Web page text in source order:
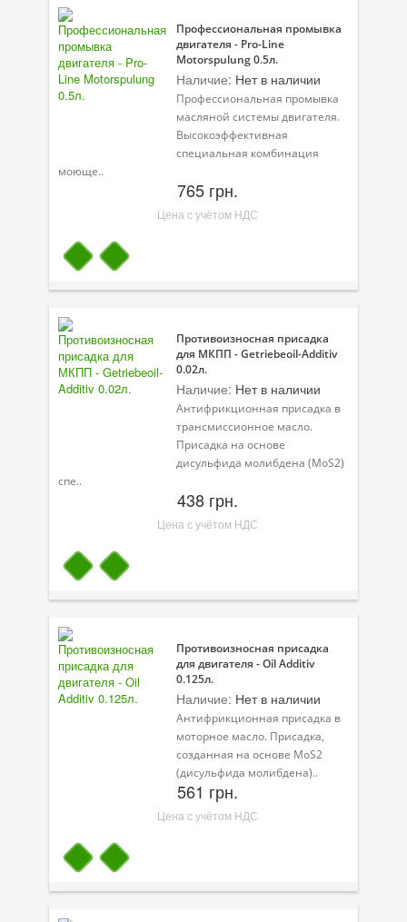
Профессиональная промывка
двигателя - Pro-Line
Motorspulung 0.5л.
Наличие: Нет в наличии
Профессиональная промывка
масляной системы двигателя.
Высокоэффективная
специальная комбинация
моюще..
765 грн.
Цена с учётом НДС
Противоизносная присадка
для МКПП - Getriebeoil-Additiv
0.02л.
Наличие: Нет в наличии
Антифрикционная присадка в
трансмиссионное масло.
Присадка на основе
дисульфида молибдена (MoS2)
спе..
438 грн.
Цена с учётом НДС
Противоизносная присадка
для двигателя - Oil Additiv
0.125л.
Наличие: Нет в наличии
Антифрикционная присадка в
моторное масло. Присадка,
созданная на основе MoS2
(дисульфида молибдена)..
561 грн.
Цена с учётом НДС